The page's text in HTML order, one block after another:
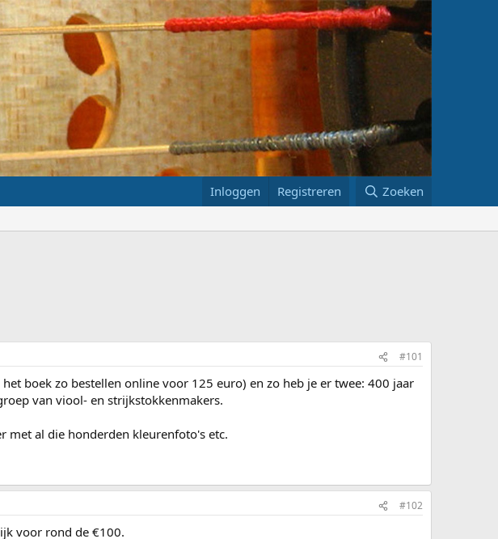
Inloggen Registreren Zoeken
#101
boek zo bestellen online voor 125 euro) en zo heb je er twee: 400 jaar
van viool- en strijkstokkenmakers.
met al die honderden kleurenfoto's etc.
#102
voor rond de €100.